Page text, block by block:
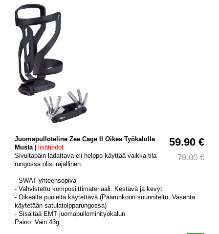
59.90 €
79.00 €
Juomapulloteline Zee Cage II Oikea Työkalulla
Musta
lisätiedot
Sivultapäin ladattava eli helppo käyttää vaikka tila
rungossa olisi rajallinen.
- SWAT yhteensopiva
- Vahvistettu komposiittimateriaali. Kestävä ja kevyt
- Oikealta puolelta käytettävä.(Päärunkoon suunniteltu. Vasenta
käytetään satulatolpparungossa)
- Sisältää EMT juomapullominityökalun
Paino: Vain 43g